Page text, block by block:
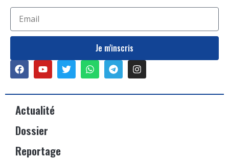
Je m'inscris
Actualité
Dossier
Reportage